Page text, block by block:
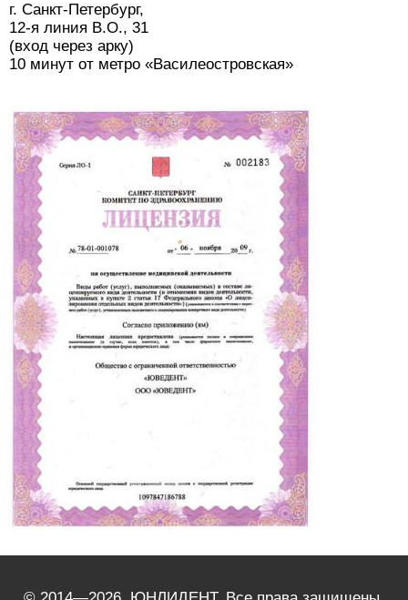
г. Санкт-Петербург,
12-я линия В.О., 31
(вход через арку)
10 минут от метро «Василеостровская»